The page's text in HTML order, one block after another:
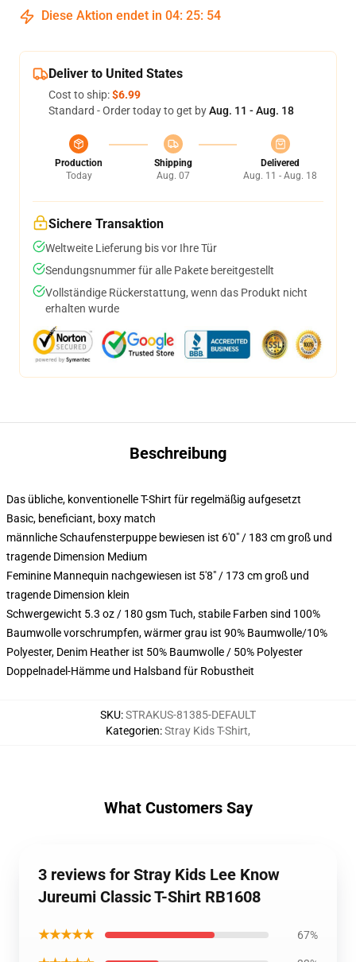
Diese Aktion endet in 04: 25: 54
Deliver to United States
Cost to ship:$6.99
Standard - Order today to get byAug. 11 - Aug. 18
Production
Today
Shipping
Aug. 07
Delivered
Aug. 11 - Aug. 18
Sichere Transaktion
Weltweite Lieferung bis vor Ihre Tür
Sendungsnummer für alle Pakete bereitgestellt
Vollständige Rückerstattung, wenn das Produkt nicht
erhalten wurde
Beschreibung
Das übliche, konventionelle T-Shirt für regelmäßig aufgesetzt
Basic, beneficiant, boxy match
männliche Schaufensterpuppe bewiesen ist 6'0" / 183 cm groß und
tragende Dimension Medium
Feminine Mannequin nachgewiesen ist 5'8" / 173 cm groß und
tragende Dimension klein
Schwergewicht 5.3 oz / 180 gsm Tuch, stabile Farben sind 100%
Baumwolle vorschrumpfen, wärmer grau ist 90% Baumwolle/10%
Polyester, Denim Heather ist 50% Baumwolle / 50% Polyester
Doppelnadel-Hämme und Halsband für Robustheit
SKU:STRAKUS-81385-DEFAULT
Kategorien:Stray Kids T-Shirt,
What Customers Say
3 reviews for Stray Kids Lee Know
Jureumi Classic T-Shirt RB1608
★★★★★ 67%